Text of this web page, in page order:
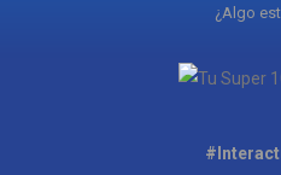
¿Algo